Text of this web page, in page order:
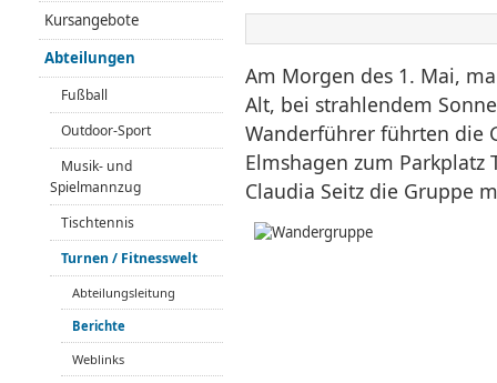
Am Morgen des 1. Mai,
Alt, bei strahlendem
Wanderführer führten die
Elmshagen zum
Claudia Seitz die Gruppe
Kursangebote
Abteilungen
Fußball
Outdoor-Sport
Musik- und
Spielmannzug
Tischtennis
Turnen / Fitnesswelt
Abteilungsleitung
Berichte
Weblinks